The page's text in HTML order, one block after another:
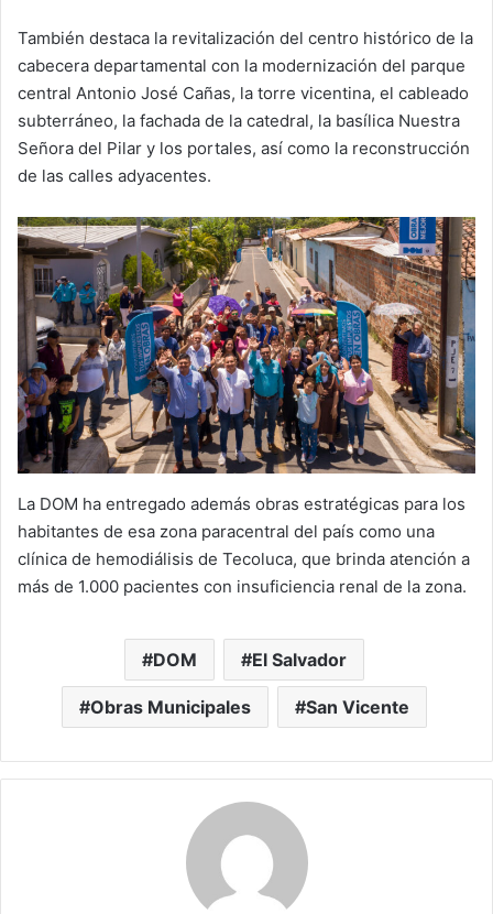
También destaca la revitalización del centro histórico de la
cabecera departamental con la modernización del parque
central Antonio José Cañas, la torre vicentina, el cableado
subterráneo, la fachada de la catedral, la basílica Nuestra
Señora del Pilar y los portales, así como la reconstrucción
de las calles adyacentes.
La DOM ha entregado además obras estratégicas para los
habitantes de esa zona paracentral del país como una
clínica de hemodiálisis de Tecoluca, que brinda atención a
más de 1.000 pacientes con insuficiencia renal de la zona.
DOM El Salvador
Obras Municipales San Vicente